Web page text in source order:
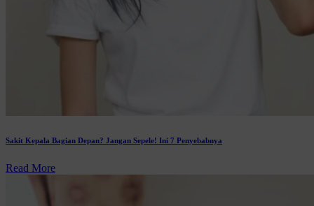
Sakit Kepala Bagian Depan? Jangan Sepele! Ini 7 Penyebabnya
Read More